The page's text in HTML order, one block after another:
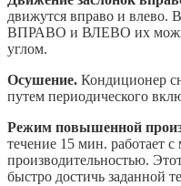
движутся вправо и влево.
ВПРАВО и ВЛЕВО их
углом.
Осушение. Кондиционер
путем периодического
Режим повышенной
течение 15 мин. работает
производительностью.
быстро достичь заданной